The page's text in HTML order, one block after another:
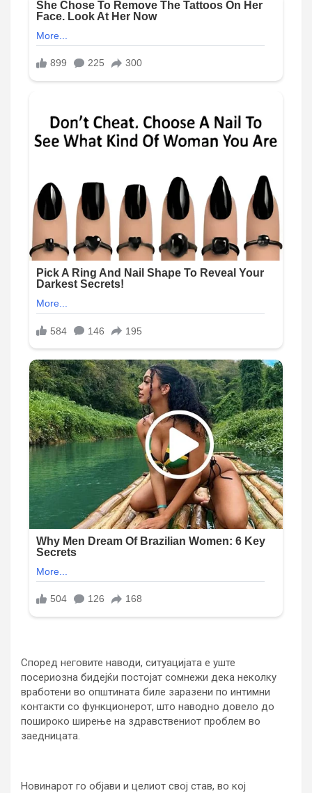
Според неговите наводи, ситуацијата е уште
посериозна бидејќи постојат сомнежи дека неколку
вработени во општината биле заразени по интимни
контакти со функционерот, што наводно довело до
пошироко ширење на здравствениот проблем во
заедницата.
Новинарот го објави и целиот свој став, во кој